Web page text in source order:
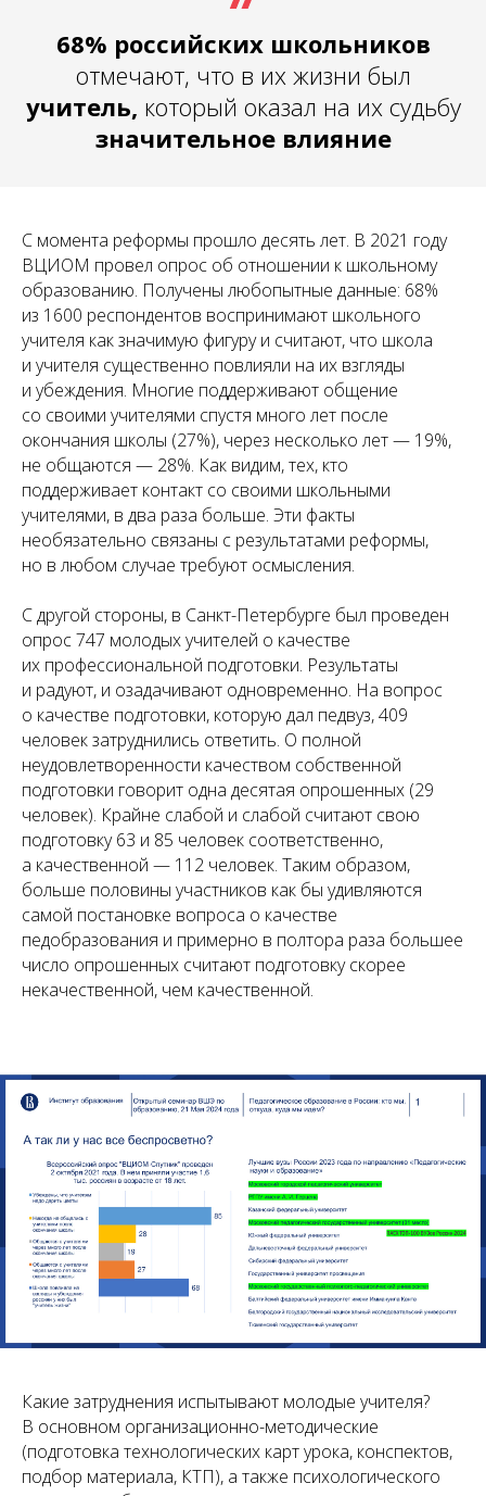
68% российских школьников
отмечают, что в их жизни был
учитель, который оказал на их судьбу
значительное влияние
С момента реформы прошло десять лет. В 2021 году
ВЦИОМ провел опрос об отношении к школьному
образованию. Получены любопытные данные: 68%
из 1600 респондентов воспринимают школьного
учителя как значимую фигуру и считают, что школа
и учителя существенно повлияли на их взгляды
и убеждения. Многие поддерживают общение
со своими учителями спустя много лет после
окончания школы (27%), через несколько лет — 19%,
не общаются — 28%. Как видим, тех, кто
поддерживает контакт со своими школьными
учителями, в два раза больше. Эти факты
необязательно связаны с результатами реформы,
но в любом случае требуют осмысления.
С другой стороны, в Санкт-Петербурге был проведен
опрос 747 молодых учителей о качестве
их профессиональной подготовки. Результаты
и радуют, и озадачивают одновременно. На вопрос
о качестве подготовки, которую дал педвуз, 409
человек затруднились ответить. О полной
неудовлетворенности качеством собственной
подготовки говорит одна десятая опрошенных (29
человек). Крайне слабой и слабой считают свою
подготовку 63 и 85 человек соответственно,
а качественной — 112 человек. Таким образом,
больше половины участников как бы удивляются
самой постановке вопроса о качестве
педобразования и примерно в полтора раза большее
число опрошенных считают подготовку скорее
некачественной, чем качественной.
Какие затруднения испытывают молодые учителя?
В основном организационно-методические
(подготовка технологических карт урока, конспектов,
подбор материала, КТП), а также психологического